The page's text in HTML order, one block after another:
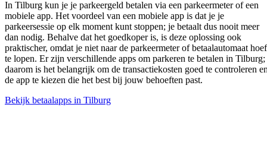
In Tilburg kun je je parkeergeld betalen via een parkeermeter of een
mobiele app. Het voordeel van een mobiele app is dat je je
parkeersessie op elk moment kunt stoppen; je betaalt dus nooit meer
dan nodig. Behalve dat het goedkoper is, is deze oplossing ook
praktischer, omdat je niet naar de parkeermeter of betaalautomaat
te lopen. Er zijn verschillende apps om parkeren te betalen in Tilburg;
daarom is het belangrijk om de transactiekosten goed te controleren
de app te kiezen die het best bij jouw behoeften past.
Bekijk betaalapps in Tilburg